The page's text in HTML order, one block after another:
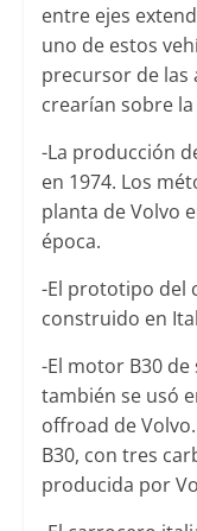
entre ejes
uno de estos
precursor de las
crearían sobre
-La producción
en 1974. Los
planta de Volvo
época.
-El prototipo del
construido en
-El motor B30
también se usó
offroad de
B30, con tres
producida por